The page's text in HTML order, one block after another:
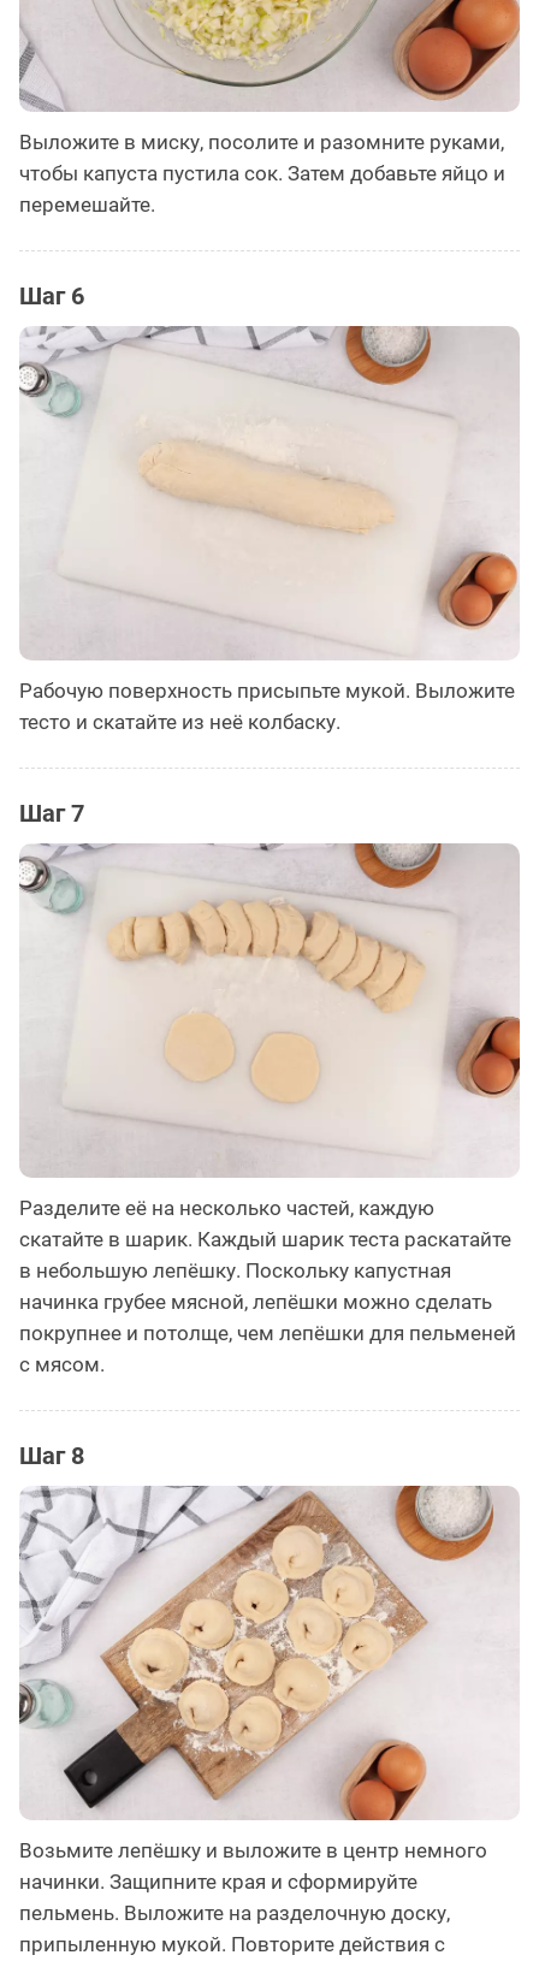
Выложите в миску, посолите и разомните руками,
чтобы капуста пустила сок. Затем добавьте яйцо и
перемешайте.
Шаг 6
Рабочую поверхность присыпьте мукой. Выложите
тесто и скатайте из неё колбаску.
Шаг 7
Разделите её на несколько частей, каждую
скатайте в шарик. Каждый шарик теста раскатайте
в небольшую лепёшку. Поскольку капустная
начинка грубее мясной, лепёшки можно сделать
покрупнее и потолще, чем лепёшки для пельменей
с мясом.
Шаг 8
Возьмите лепёшку и выложите в центр немного
начинки. Защипните края и сформируйте
пельмень. Выложите на разделочную доску,
припыленную мукой. Повторите действия с